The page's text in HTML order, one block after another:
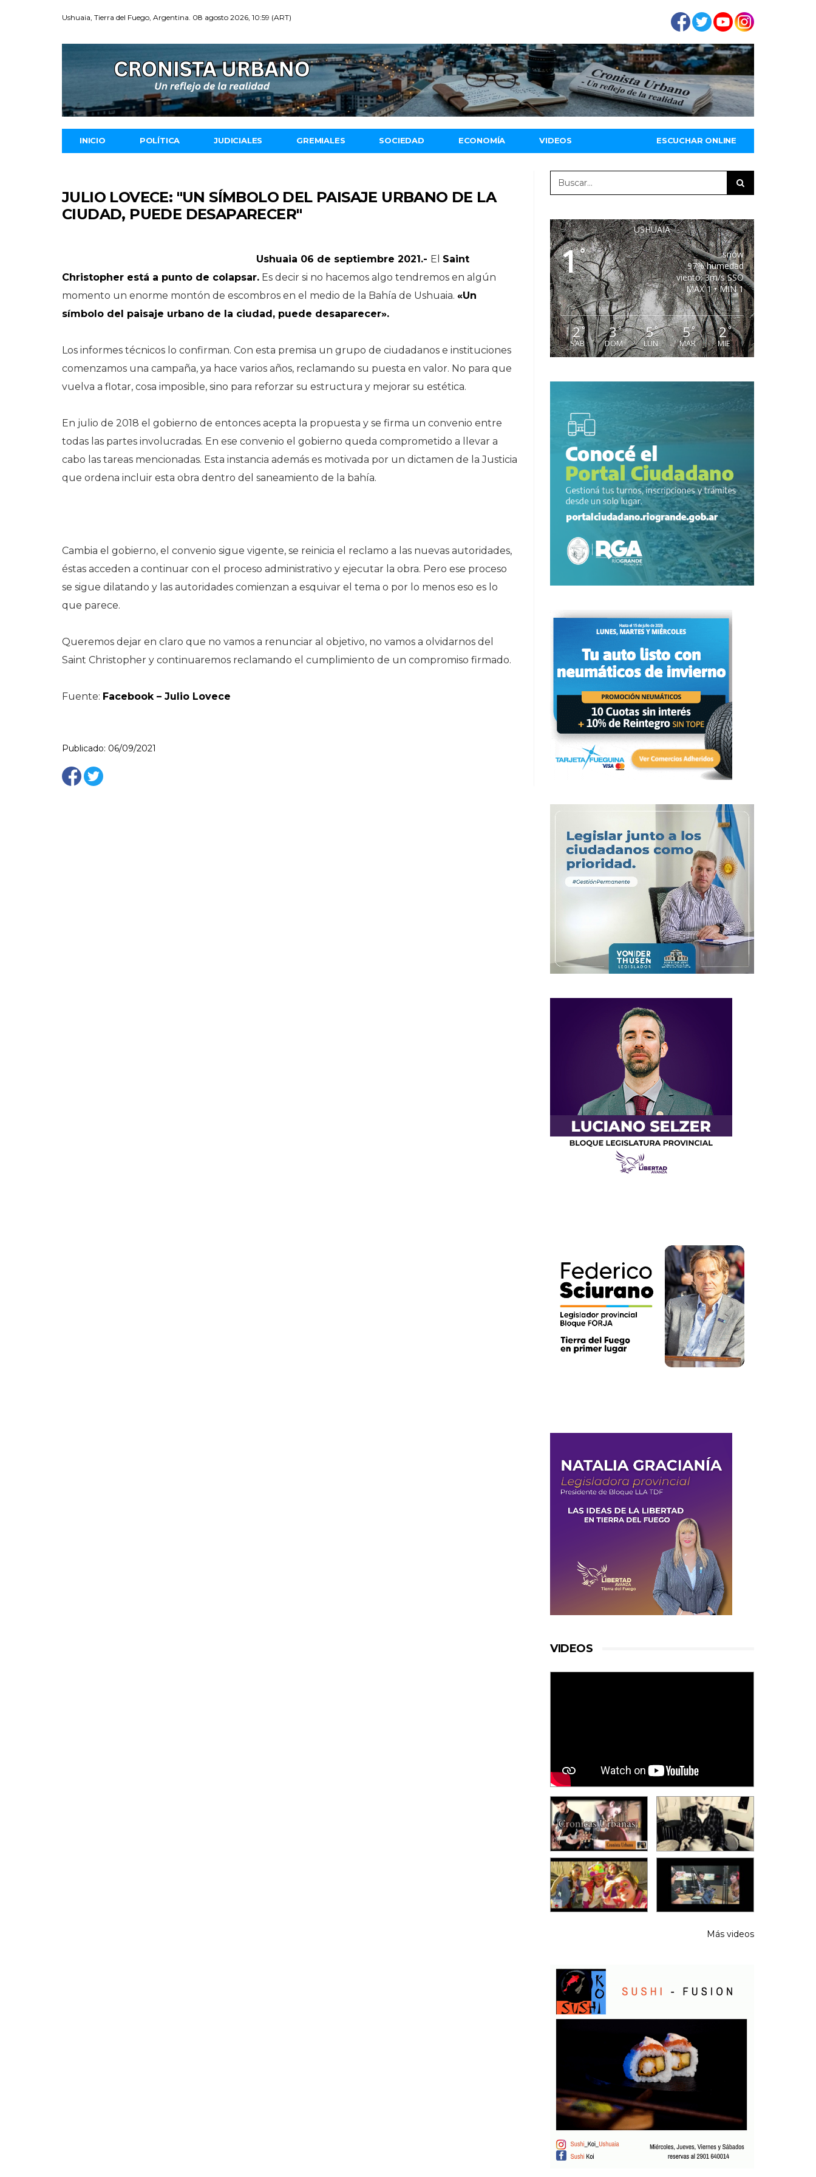
Ushuaia, Tierra del Fuego, Argentina. 08 agosto 2026, 10:59 (ART)
INICIO POLÍTICA JUDICIALES GREMIALES SOCIEDAD ECONOMÍA VIDEOS ESCUCHAR ONLINE
JULIO LOVECE: "UN SÍMBOLO DEL PAISAJE URBANO DE LA
CIUDAD, PUEDE DESAPARECER"
Ushuaia 06 de septiembre 2021.- El Saint
Christopher está a punto de colapsar. Es decir si no hacemos algo tendremos en algún
momento un enorme montón de escombros en el medio de la Bahía de Ushuaia. «Un
símbolo del paisaje urbano de la ciudad, puede desaparecer».
Los informes técnicos lo confirman. Con esta premisa un grupo de ciudadanos e instituciones
comenzamos una campaña, ya hace varios años, reclamando su puesta en valor. No para que
vuelva a flotar, cosa imposible, sino para reforzar su estructura y mejorar su estética.
En julio de 2018 el gobierno de entonces acepta la propuesta y se firma un convenio entre
todas las partes involucradas. En ese convenio el gobierno queda comprometido a llevar a
cabo las tareas mencionadas. Esta instancia además es motivada por un dictamen de la Justicia
que ordena incluir esta obra dentro del saneamiento de la bahía.
Cambia el gobierno, el convenio sigue vigente, se reinicia el reclamo a las nuevas autoridades,
éstas acceden a continuar con el proceso administrativo y ejecutar la obra. Pero ese proceso
se sigue dilatando y las autoridades comienzan a esquivar el tema o por lo menos eso es lo
que parece.
Queremos dejar en claro que no vamos a renunciar al objetivo, no vamos a olvidarnos del
Saint Christopher y continuaremos reclamando el cumplimiento de un compromiso firmado.
Fuente: Facebook – Julio Lovece
Publicado: 06/09/2021
USHUAIA
1°
snow
97% humedad
viento: 3m/s SSO
MAX 1 • MIN 1
2°
SAB
3°
DOM
5°
LUN
5°
MAR
2°
MIE
VIDEOS
Más videos